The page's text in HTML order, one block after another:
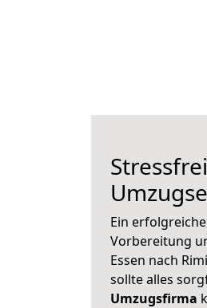
Ein
Vorbereitung
Essen nach
sollte alles
Umzugsfirma